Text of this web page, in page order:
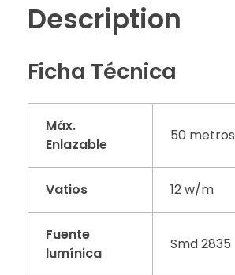
Description
Ficha Técnica
Máx.
Enlazable
50 metros
Vatios 12 w/m
Fuente
lumínica
Smd 2835